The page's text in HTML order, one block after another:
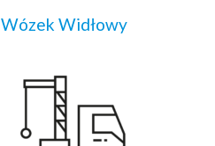
Wózek Widłowy